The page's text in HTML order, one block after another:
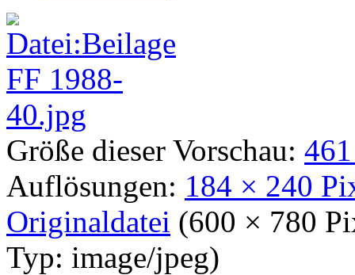
Größe dieser Vorschau:
Auflösungen: 184 × 240
Originaldatei (600 × 780
Typ: image/jpeg)